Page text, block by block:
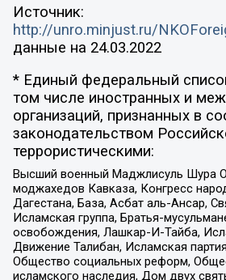
Источник:
http://unro.minjust.ru/
данные на 24.03.2022
* Единый федеральный
том числе иностранных и
организаций, признанных в
законодательством
террористическими:
Высший военный Маджлисуль Шура
моджахедов Кавказа, Конгресс
Дагестана, База, Асбат аль-Ансар,
Исламская группа, Братья-
освобождения, Лашкар-И-Тайба,
Движение Талибан, Исламская
Общество социальных реформ,
исламского наследия, Дом двух